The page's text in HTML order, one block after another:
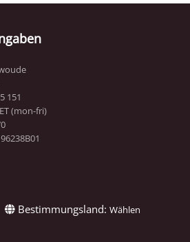
151
(mon-fri)
Bestimmungsland: Wählen